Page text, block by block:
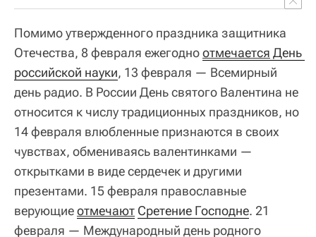
Помимо утвержденного праздника защитника
Отечества, 8 февраля ежегодноотмечается День
российской науки, 13 февраля — Всемирный
день радио. В России День святого Валентина не
относится к числу традиционных праздников, но
14 февраля влюбленные признаются в своих
чувствах, обмениваясь валентинками —
открытками в виде сердечек и другими
презентами. 15 февраля православные
верующиеотмечают Сретение Господне. 21
февраля — Международный день родного